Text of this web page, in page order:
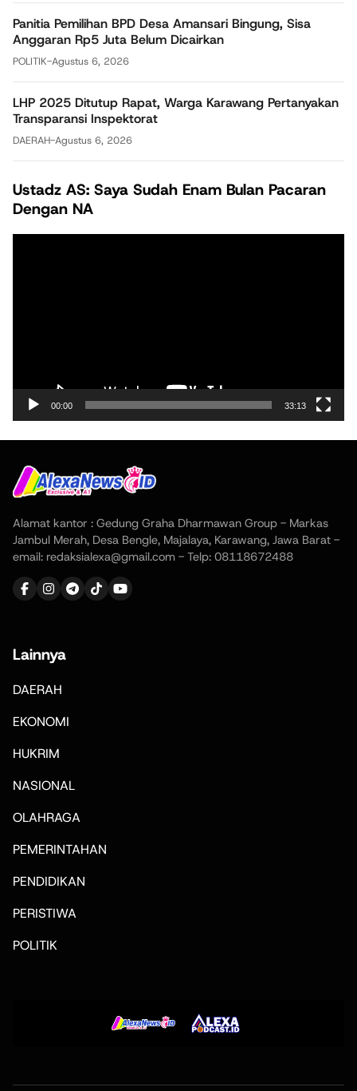
Panitia Pemilihan BPD Desa Amansari Bingung, Sisa
Anggaran Rp5 Juta Belum Dicairkan
POLITIK-Agustus 6, 2026
LHP 2025 Ditutup Rapat, Warga Karawang Pertanyakan
Transparansi Inspektorat
DAERAH-Agustus 6, 2026
Ustadz AS: Saya Sudah Enam Bulan Pacaran
Dengan NA
00:00 33:13
Alamat kantor : Gedung Graha Dharmawan Group - Markas
Jambul Merah, Desa Bengle, Majalaya, Karawang, Jawa Barat -
email: redaksialexa@gmail.com - Telp: 08118672488
Lainnya
DAERAH
EKONOMI
HUKRIM
NASIONAL
OLAHRAGA
PEMERINTAHAN
PENDIDIKAN
PERISTIWA
POLITIK